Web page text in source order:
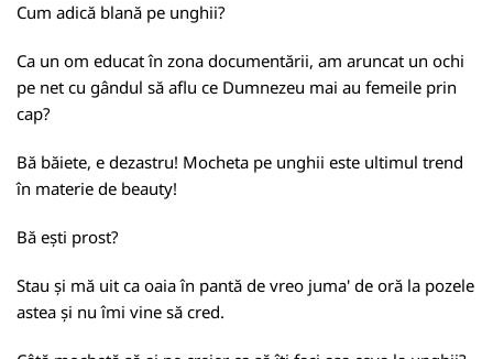
Cum adică blană pe unghii?
Ca un om educat în zona documentării, am aruncat un ochi
pe net cu gândul să aflu ce Dumnezeu mai au femeile prin
cap?
Bă băiete, e dezastru! Mocheta pe unghii este ultimul trend
în materie de beauty!
Bă ești prost?
Stau și mă uit ca oaia în pantă de vreo juma' de oră la pozele
astea și nu îmi vine să cred.